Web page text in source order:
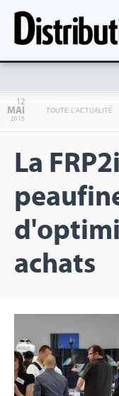
12
MAI
2015
TOUTE L'ACTUALITÉ
La
achats